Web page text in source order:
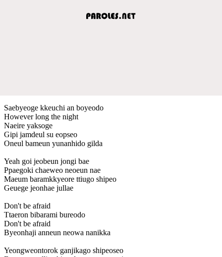
Saebyeoge kkeuchi an boyeodo
However long the night
Naeire yaksoge
Gipi jamdeul su eopseo
Oneul bameun yunanhido gilda
Yeah goi jeobeun jongi bae
Ppaegoki chaeweo neoeun nae
Maeum baramkkyeore ttiugo shipeo
Geuege jeonhae jullae
Don't be afraid
Ttaeron bibarami bureodo
Don't be afraid
Byeonhaji anneun neowa nanikka
Yeongweontorok ganjikago shipeoseo